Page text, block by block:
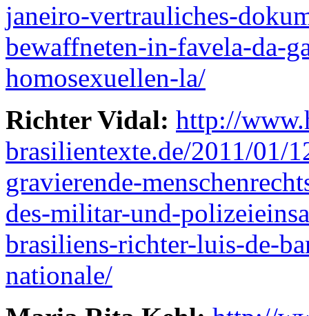
janeiro-vertrauliches-
bewaffneten-in-favela-da-
homosexuellen-la/
Richter Vidal: http://
brasilientexte.de/2011/01/
gravierende-
des-militar-und-
brasiliens-richter-luis-de-
nationale/